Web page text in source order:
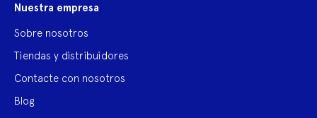
Nuestra empresa
Sobre nosotros
Tiendas y distribuidores
Contacte con nosotros
Blog